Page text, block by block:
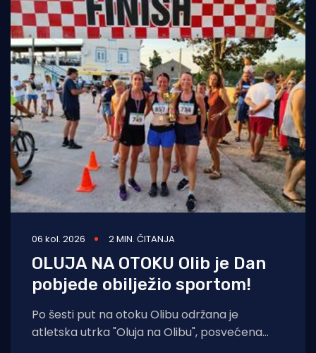
06 kol. 2026 2 MIN. ČITANJA
OLUJA NA OTOKU Olib je Dan
pobjede obilježio sportom!
Po šesti put na otoku Olibu održana je
atletska utrka "Oluja na Olibu", posvećena